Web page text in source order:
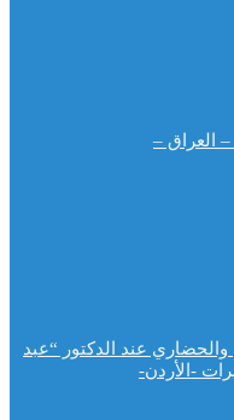
العراق –
والحضاري عند الدكتور “عبد
-الأردن-